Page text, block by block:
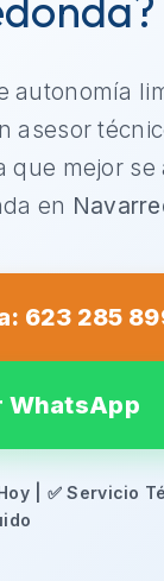
autonomía
asesor
que mejor se
en
623 285
WhatsApp
| ✅ Servicio